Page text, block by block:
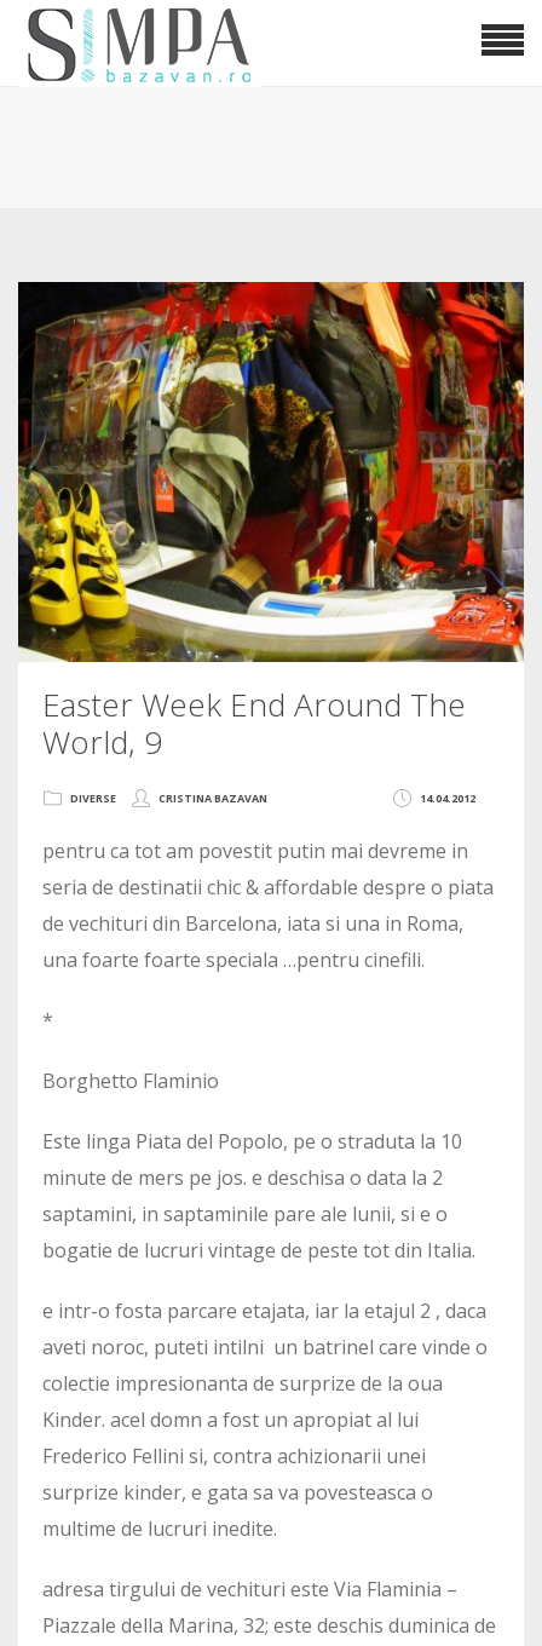
Easter Week End Around The
World, 9
14.04.2012
DIVERSE CRISTINA BAZAVAN
pentru ca tot am povestit putin mai devreme in
seria de destinatii chic & affordable despre o piata
de vechituri din Barcelona, iata si una in Roma,
una foarte foarte speciala …pentru cinefili.
*
Borghetto Flaminio
Este linga Piata del Popolo, pe o straduta la 10
minute de mers pe jos. e deschisa o data la 2
saptamini, in saptaminile pare ale lunii, si e o
bogatie de lucruri vintage de peste tot din Italia.
e intr-o fosta parcare etajata, iar la etajul 2 , daca
aveti noroc, puteti intilni un batrinel care vinde o
colectie impresionanta de surprize de la oua
Kinder. acel domn a fost un apropiat al lui
Frederico Fellini si, contra achizionarii unei
surprize kinder, e gata sa va povesteasca o
multime de lucruri inedite.
adresa tirgului de vechituri este Via Flaminia –
Piazzale della Marina, 32; este deschis duminica de